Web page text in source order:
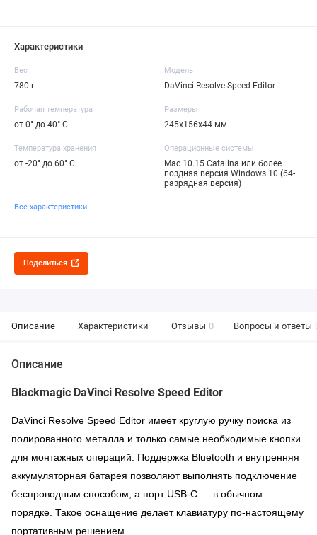
Характеристики
Вес
780 г
Модель
DaVinci Resolve Speed Editor
Рабочая температура
от 0° до 40° C
Размеры
245х156х44 мм
Температура хранения
от -20° до 60° C
Операционные системы
Mac 10.15 Catalina или более
поздняя версия Windows 10 (64-
разрядная версия)
Все характеристики
Поделиться
Описание Характеристики Отзывы 0 Вопросы и ответы
Описание
Blackmagic DaVinci Resolve Speed Editor
DaVinci Resolve Speed Editor имеет круглую ручку поиска из
полированного металла и только самые необходимые кнопки
для монтажных операций. Поддержка Bluetooth и внутренняя
аккумуляторная батарея позволяют выполнять подключение
беспроводным способом, а порт USB-C — в обычном
порядке. Такое оснащение делает клавиатуру по-настоящему
портативным решением.